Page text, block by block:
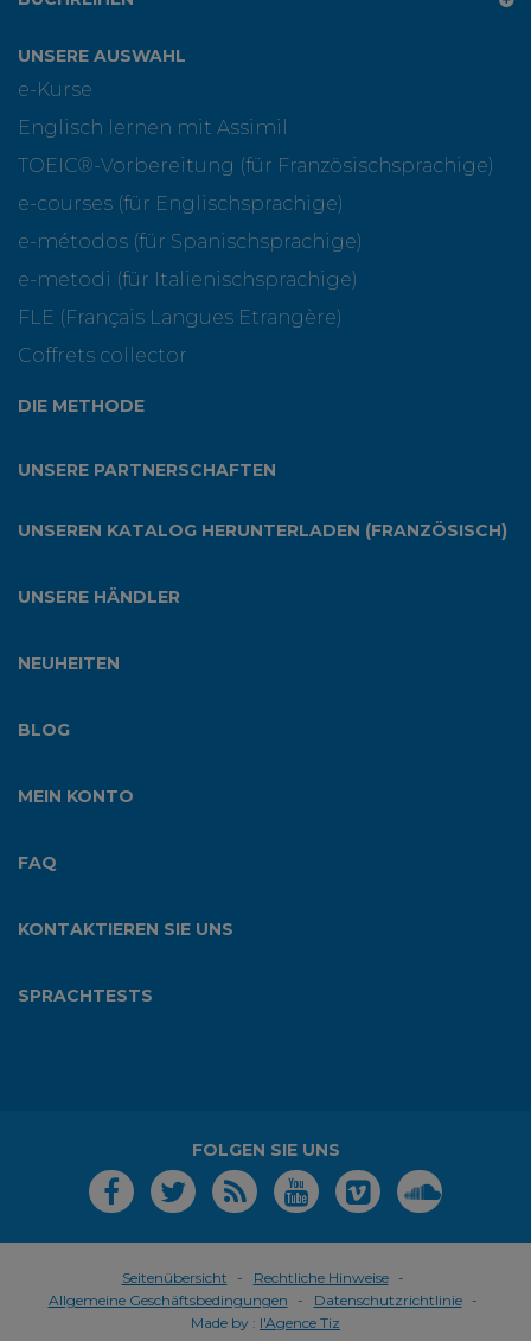
UNSERE AUSWAHL
e-Kurse
Englisch lernen mit Assimil
TOEIC®-Vorbereitung (für Französischsprachige)
e-courses (für Englischsprachige)
e-métodos (für Spanischsprachige)
e-metodi (für Italienischsprachige)
FLE (Français Langues Etrangère)
Coffrets collector
DIE METHODE
UNSERE PARTNERSCHAFTEN
UNSEREN KATALOG HERUNTERLADEN (FRANZÖSISCH)
UNSERE HÄNDLER
NEUHEITEN
BLOG
MEIN KONTO
FAQ
KONTAKTIEREN SIE UNS
SPRACHTESTS
FOLGEN SIE UNS
Seitenübersicht
Rechtliche Hinweise
Allgemeine Geschäftsbedingungen
Datenschutzrichtlinie
Made by : l'Agence Tiz